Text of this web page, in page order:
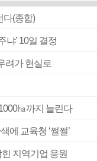
다(종합)
냐’ 10일 결정
려가 현실로
㏊까지 늘린다
에 교육청 ‘쩔쩔’
지역기업 응원